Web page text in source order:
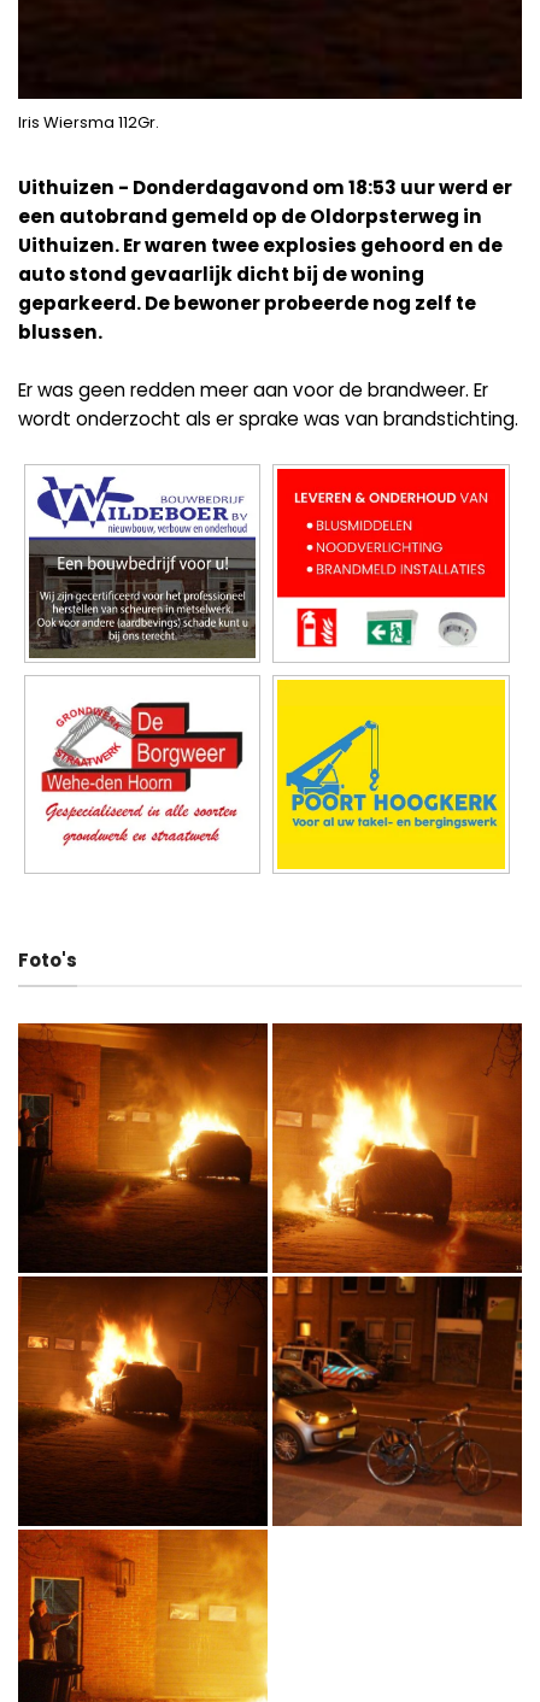
Iris Wiersma 112Gr.
Uithuizen - Donderdagavond om 18:53 uur werd er
een autobrand gemeld op de Oldorpsterweg in
Uithuizen. Er waren twee explosies gehoord en de
auto stond gevaarlijk dicht bij de woning
geparkeerd. De bewoner probeerde nog zelf te
blussen.
Er was geen redden meer aan voor de brandweer. Er
wordt onderzocht als er sprake was van brandstichting.
Foto's